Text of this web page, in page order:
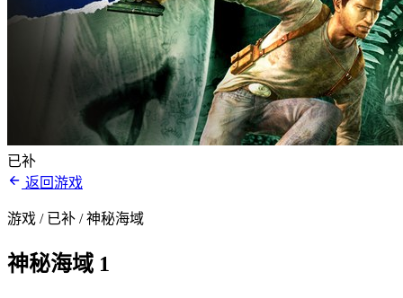
已补
返回游戏
游戏 / 已补 / 神秘海域
神秘海域 1